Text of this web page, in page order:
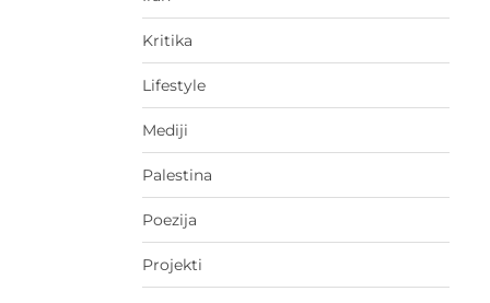
Kritika
Lifestyle
Mediji
Palestina
Poezija
Projekti